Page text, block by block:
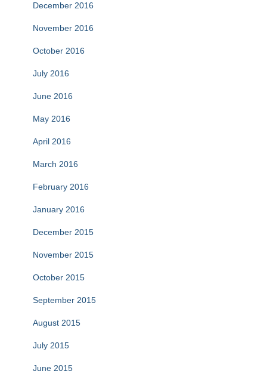
December 2016
November 2016
October 2016
July 2016
June 2016
May 2016
April 2016
March 2016
February 2016
January 2016
December 2015
November 2015
October 2015
September 2015
August 2015
July 2015
June 2015